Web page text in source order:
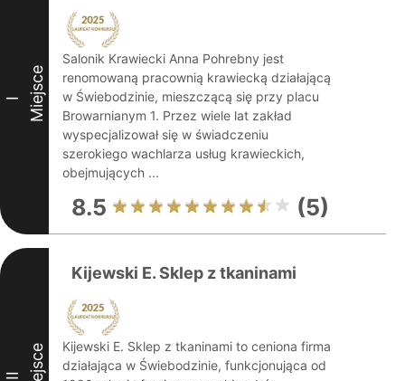
I Miejsce
Salonik Krawiecki Anna Pohrebny jest
renomowaną pracownią krawiecką działającą
w Świebodzinie, mieszczącą się przy placu
Browarnianym 1. Przez wiele lat zakład
wyspecjalizował się w świadczeniu
szerokiego wachlarza usług krawieckich,
obejmujących ...
8.5 (5)
II
Kijewski E. Sklep z tkaninami
Kijewski E. Sklep z tkaninami to ceniona firma
działająca w Świebodzinie, funkcjonująca od